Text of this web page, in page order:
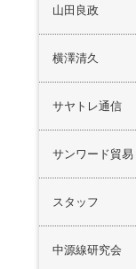
山田良政
横澤清久
サヤトレ通信
サンワード貿易
スタッフ
中源線研究会